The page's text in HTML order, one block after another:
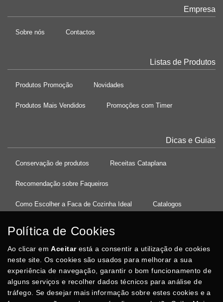
Empresa
Sobre nós Contactos
Listas de Produtos
Produtos Promoção Novidades
Produtos Mais Vendidos Promoções com Timer
Dicas e Guias
Conservação de produtos Receitas Cataplana
Recomendação sobre Faqueiros
Como Escolher a Faca de Cozinha Ideal Catalogos
37°08'27.5"N 8°32'13.9"W
Posso Ajudar?
Política de Cookies
Ao clicar emAceitarestá a consentir a utilização de cookies
neste site. Os cookies são usados para melhorar a sua
experiência de navegação, garantir o bom funcionamento de
alguns serviços e recolher dados técnicos para análise de
tráfego. Se desejar mais informação sobre estes cookies e a